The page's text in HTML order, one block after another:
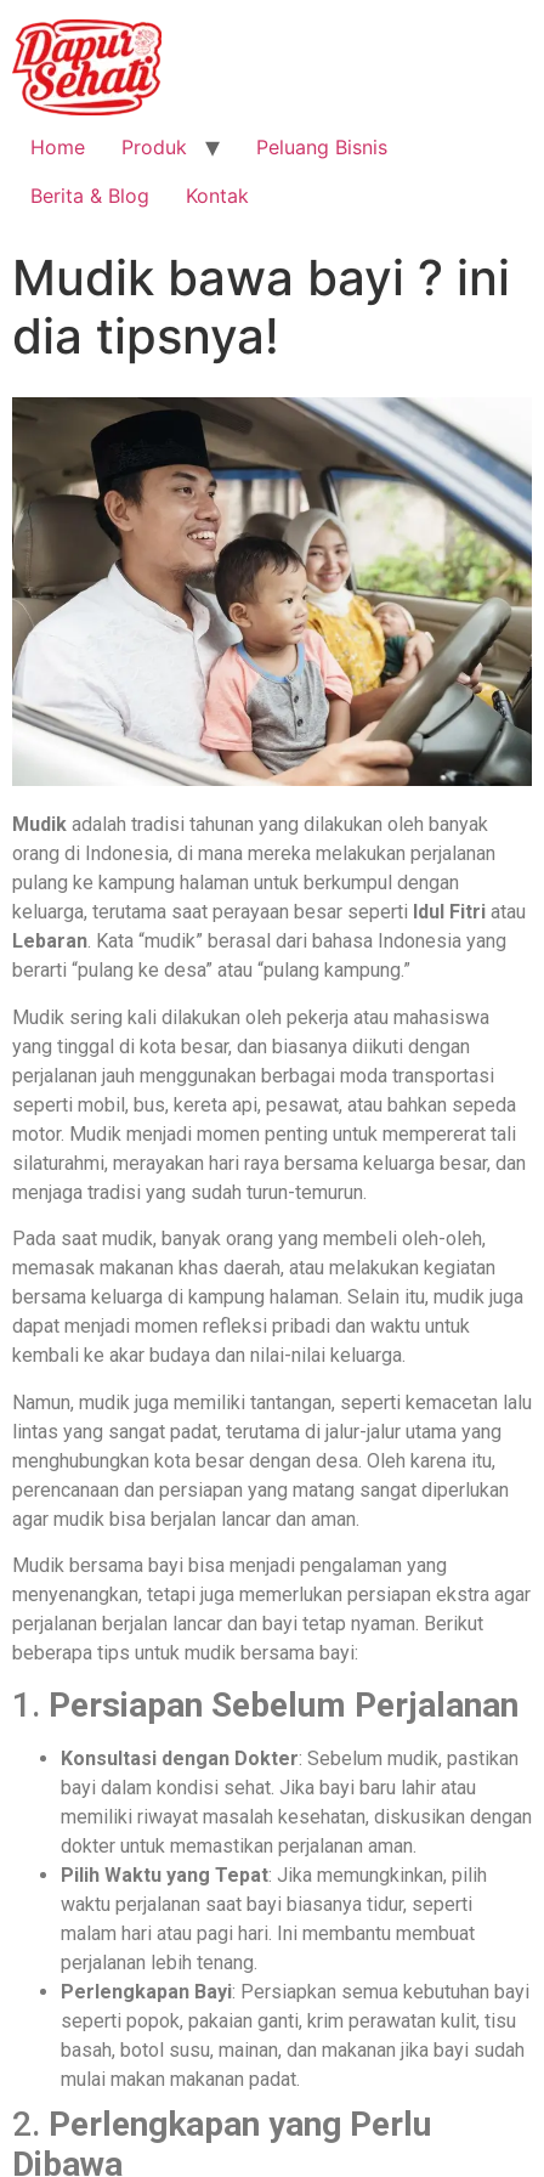
Home Produk
Peluang Bisnis
Berita & Blog
Kontak
Mudik bawa bayi ? ini
dia tipsnya!
Mudik adalah tradisi tahunan yang dilakukan oleh banyak
orang di Indonesia, di mana mereka melakukan perjalanan
pulang ke kampung halaman untuk berkumpul dengan
keluarga, terutama saat perayaan besar seperti Idul Fitri atau
Lebaran. Kata “mudik” berasal dari bahasa Indonesia yang
berarti “pulang ke desa” atau “pulang kampung.”
Mudik sering kali dilakukan oleh pekerja atau mahasiswa
yang tinggal di kota besar, dan biasanya diikuti dengan
perjalanan jauh menggunakan berbagai moda transportasi
seperti mobil, bus, kereta api, pesawat, atau bahkan sepeda
motor. Mudik menjadi momen penting untuk mempererat tali
silaturahmi, merayakan hari raya bersama keluarga besar, dan
menjaga tradisi yang sudah turun-temurun.
Pada saat mudik, banyak orang yang membeli oleh-oleh,
memasak makanan khas daerah, atau melakukan kegiatan
bersama keluarga di kampung halaman. Selain itu, mudik juga
dapat menjadi momen refleksi pribadi dan waktu untuk
kembali ke akar budaya dan nilai-nilai keluarga.
Namun, mudik juga memiliki tantangan, seperti kemacetan lalu
lintas yang sangat padat, terutama di jalur-jalur utama yang
menghubungkan kota besar dengan desa. Oleh karena itu,
perencanaan dan persiapan yang matang sangat diperlukan
agar mudik bisa berjalan lancar dan aman.
Mudik bersama bayi bisa menjadi pengalaman yang
menyenangkan, tetapi juga memerlukan persiapan ekstra agar
perjalanan berjalan lancar dan bayi tetap nyaman. Berikut
beberapa tips untuk mudik bersama bayi:
1. Persiapan Sebelum Perjalanan
Konsultasi dengan Dokter: Sebelum mudik, pastikan
bayi dalam kondisi sehat. Jika bayi baru lahir atau
memiliki riwayat masalah kesehatan, diskusikan dengan
dokter untuk memastikan perjalanan aman.
Pilih Waktu yang Tepat: Jika memungkinkan, pilih
waktu perjalanan saat bayi biasanya tidur, seperti
malam hari atau pagi hari. Ini membantu membuat
perjalanan lebih tenang.
Perlengkapan Bayi: Persiapkan semua kebutuhan bayi
seperti popok, pakaian ganti, krim perawatan kulit, tisu
basah, botol susu, mainan, dan makanan jika bayi sudah
mulai makan makanan padat.
2. Perlengkapan yang Perlu
Dibawa